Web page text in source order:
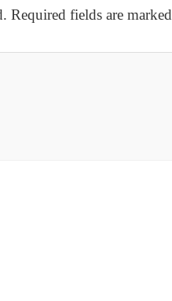
Required fields are marked